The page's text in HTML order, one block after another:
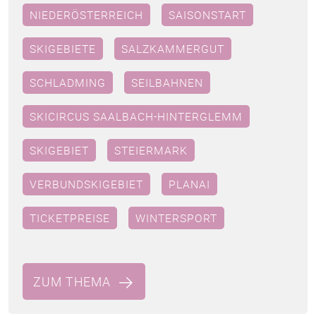
NIEDERÖSTERREICH SAISONSTART
SKIGEBIETE SALZKAMMERGUT
SCHLADMING SEILBAHNEN
SKICIRCUS SAALBACH-HINTERGLEMM
SKIGEBIET STEIERMARK
VERBUNDSKIGEBIET PLANAI
TICKETPREISE WINTERSPORT
ZUM THEMA